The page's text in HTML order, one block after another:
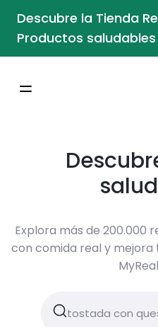
Descubre la Tienda
Productos
Explora más de 200.000
con comida real y